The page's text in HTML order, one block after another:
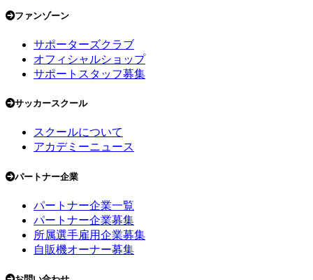
ファンゾーン
サポーターズクラブ
オフィシャルショップ
サポートスタッフ募集
サッカースクール
スクールについて
アカデミーニュース
パートナー企業
パートナー企業一覧
パートナー企業募集
所属選手雇用企業募集
自販機オーナー募集